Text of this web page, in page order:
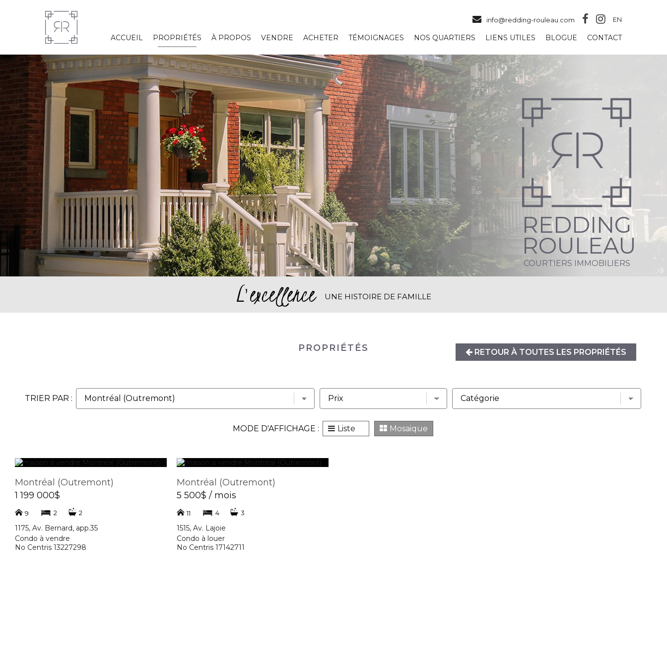
info@redding-rouleau.com EN
ACCUEIL PROPRIÉTÉS À PROPOS VENDRE ACHETER TÉMOIGNAGES NOS QUARTIERS LIENS UTILES BLOGUE CONTACT
REDDING
ROULEAU
COURTIERS IMMOBILIERS
L'excellence UNE HISTOIRE DE FAMILLE
PROPRIÉTÉS RETOUR À TOUTES LES PROPRIÉTÉS
TRIER PAR :
MODE D'AFFICHAGE : Liste Mosaique
Montréal (Outremont)
1 199 000$
9 2 2
1175, Av. Bernard, app.35
Condo à vendre
No Centris 13227298
Montréal (Outremont)
5 500$ / mois
11 4 3
1515, Av. Lajoie
Condo à louer
No Centris 17142711